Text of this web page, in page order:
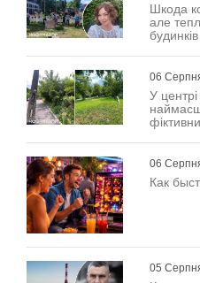
Шкода
але
06
У
06
Как
05